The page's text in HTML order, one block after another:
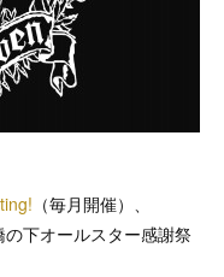
（毎月開催）、
下オールスター感謝祭